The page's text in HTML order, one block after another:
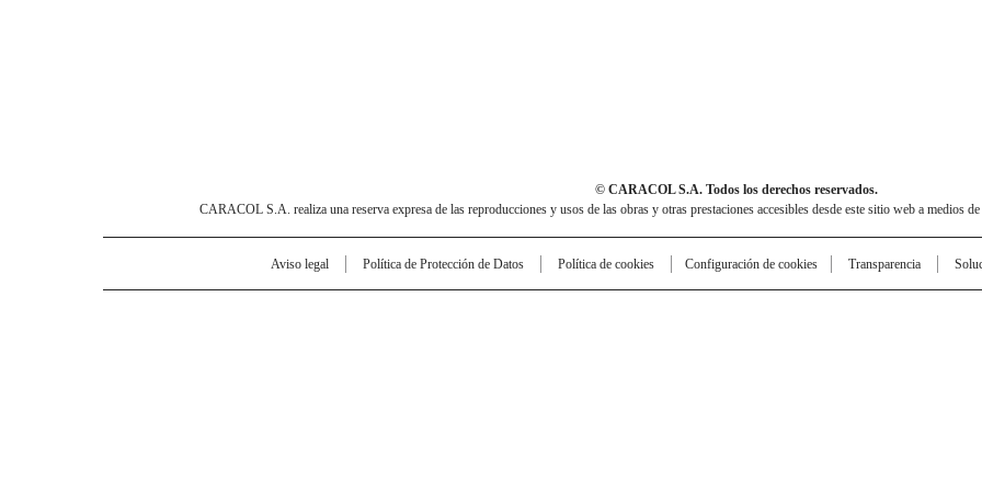
© CARACOL S.A. Todos los derechos reservados.
CARACOL S.A. realiza una reserva expresa de las reproducciones y usos de las obras y otras prestaciones accesibles desde este sitio web a medios
Aviso legal Política de Protección de Datos Política de cookies Configuración de cookies Transparencia